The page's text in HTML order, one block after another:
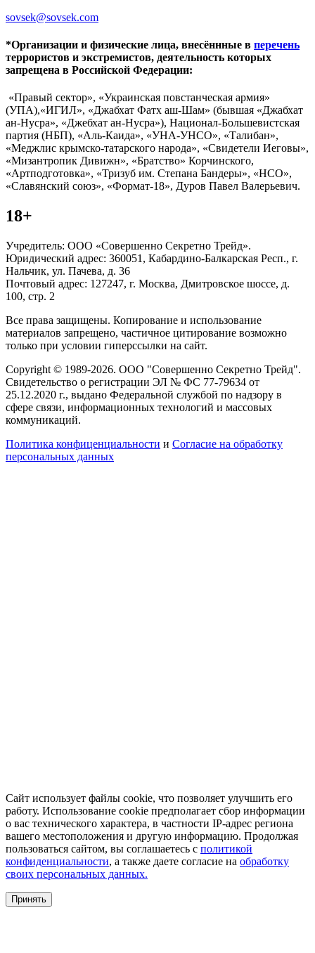
sovsek@sovsek.com
*Организации и физические лица, внесённные в перечень
террористов и экстремистов, деятельность которых
запрещена в Российской Федерации:
«Правый сектор», «Украинская повстанческая армия»
(УПА),«ИГИЛ», «Джабхат Фатх аш-Шам» (бывшая «Джабхат
ан-Нусра», «Джебхат ан-Нусра»), Национал-Большевистская
партия (НБП), «Аль-Каида», «УНА-УНСО», «Талибан»,
«Меджлис крымско-татарского народа», «Свидетели Иеговы»,
«Мизантропик Дивижн», «Братство» Корчинского,
«Артподготовка», «Тризуб им. Степана Бандеры», «НСО»,
«Славянский союз», «Формат-18», Дуров Павел Валерьевич.
18+
Учредитель: ООО «Совершенно Секретно Трейд».
Юридический адрес: 360051, Кабардино-Балкарская Респ., г.
Нальчик, ул. Пачева, д. 36
Почтовый адрес: 127247, г. Москва, Дмитровское шоссе, д.
100, стр. 2
Все права защищены. Копирование и использование
материалов запрещено, частичное цитирование возможно
только при условии гиперссылки на сайт.
Copyright © 1989-2026. ООО "Совершенно Секретно Трейд".
Свидетельство о регистрации ЭЛ № ФС 77-79634 от
25.12.2020 г., выдано Федеральной службой по надзору в
сфере связи, информационных технологий и массовых
коммуникаций.
Политика конфиценциальности и Согласие на обработку
персональных данных
Сайт использует файлы cookie, что позволяет улучшить его
работу. Использование cookie предполагает сбор информации
о вас технического характера, в частности IP-адрес региона
вашего местоположения и другую информацию. Продолжая
пользоваться сайтом, вы соглашаетесь с политикой
конфиденциальности, а также даете согласие на обработку
своих персональных данных.
Принять